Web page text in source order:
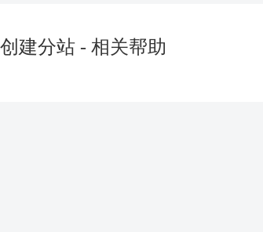
创建分站 - 相关帮助